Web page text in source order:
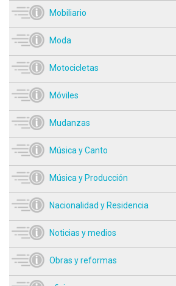
Mobiliario
Moda
Motocicletas
Móviles
Mudanzas
Música y Canto
Música y Producción
Nacionalidad y Residencia
Noticias y medios
Obras y reformas